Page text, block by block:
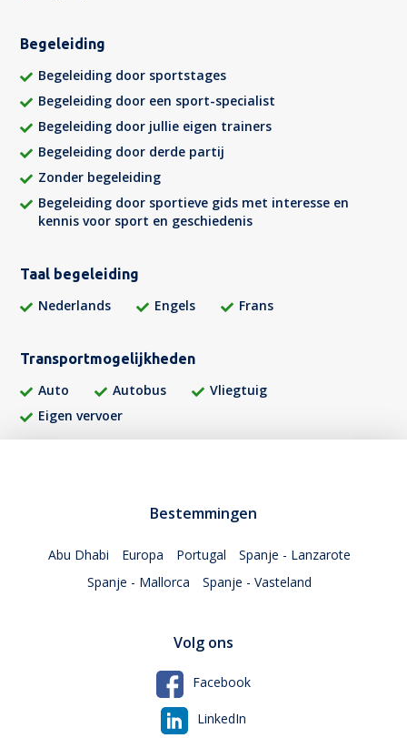
Begeleiding
Begeleiding door sportstages
Begeleiding door een sport-specialist
Begeleiding door jullie eigen trainers
Begeleiding door derde partij
Zonder begeleiding
Begeleiding door sportieve gids met interesse en
kennis voor sport en geschiedenis
Taal begeleiding
Nederlands Engels Frans
Transportmogelijkheden
Auto Autobus
Vliegtuig
Eigen vervoer
Bestemmingen
Abu Dhabi Europa Portugal
Spanje - Lanzarote
Spanje - Mallorca
Spanje - Vasteland
Volg ons
Facebook
LinkedIn